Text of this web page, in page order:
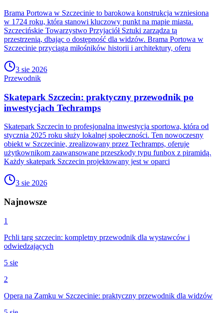
Brama Portowa w Szczecinie to barokowa konstrukcja wzniesiona
w 1724 roku, która stanowi kluczowy punkt na mapie miasta.
Szczecińskie Towarzystwo Przyjaciół Sztuki zarządza tą
przestrzenią, dbając o dostępność dla widzów. Brama Portowa w
Szczecinie przyciąga miłośników historii i architektury, oferu
3 sie 2026
Przewodnik
Skatepark Szczecin: praktyczny przewodnik po
inwestycjach Techramps
Skatepark Szczecin to profesjonalna inwestycja sportowa, która od
stycznia 2025 roku służy lokalnej społeczności. Ten nowoczesny
obiekt w Szczecinie, zrealizowany przez Techramps, oferuje
użytkownikom zaawansowane przeszkody typu funbox z piramidą.
Każdy skatepark Szczecin projektowany jest w oparci
3 sie 2026
Najnowsze
1
Pchli targ szczecin: kompletny przewodnik dla wystawców i
odwiedzających
5 sie
2
Opera na Zamku w Szczecinie: praktyczny przewodnik dla widzów